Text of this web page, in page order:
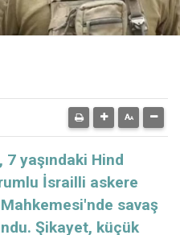
7 yaşındaki Hind
İsrailli askere
savaş
Şikayet, küçük